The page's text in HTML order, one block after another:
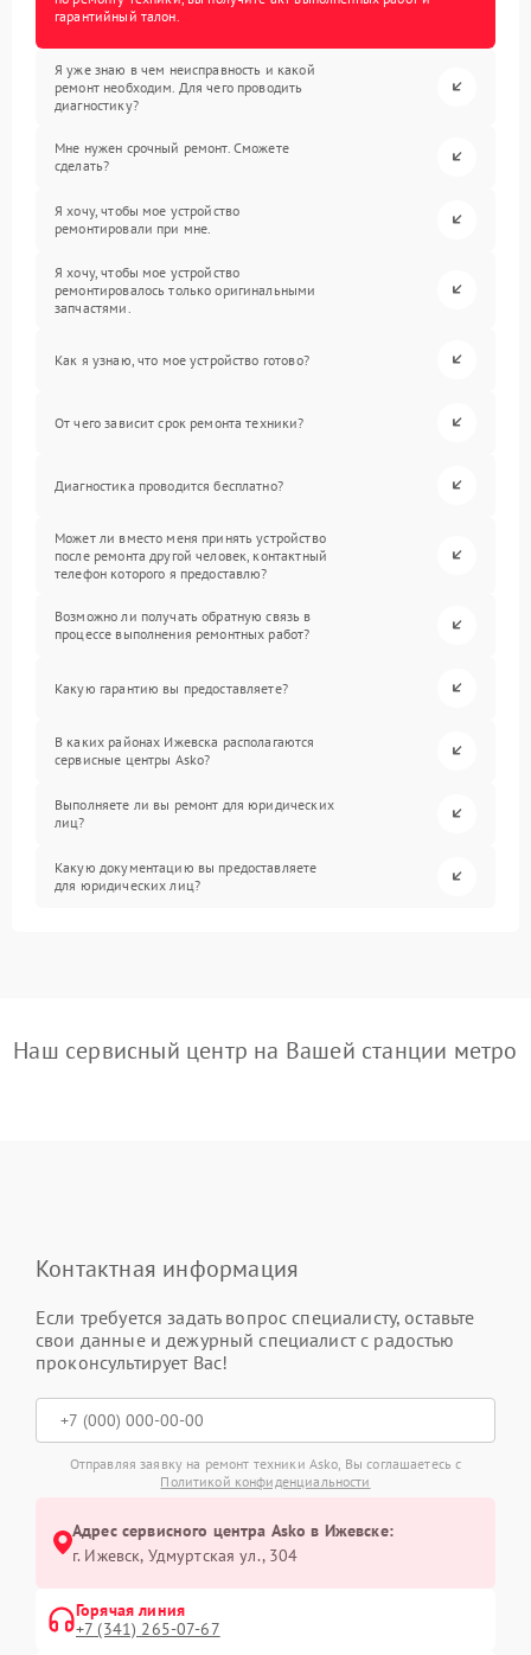
гарантийный талон.
Я уже знаю в чем неисправность и какой
ремонт необходим. Для чего проводить
диагностику?
Мне нужен срочный ремонт. Сможете
сделать?
Я хочу, чтобы мое устройство
ремонтировали при мне.
Я хочу, чтобы мое устройство
ремонтировалось только оригинальными
запчастями.
Как я узнаю, что мое устройство готово?
От чего зависит срок ремонта техники?
Диагностика проводится бесплатно?
Может ли вместо меня принять устройство
после ремонта другой человек, контактный
телефон которого я предоставлю?
Возможно ли получать обратную связь в
процессе выполнения ремонтных работ?
Какую гарантию вы предоставляете?
В каких районах Ижевска располагаются
сервисные центры Asko?
Выполняете ли вы ремонт для юридических
лиц?
Какую документацию вы предоставляете
для юридических лиц?
Наш сервисный центр на Вашей станции метро
Контактная информация
Если требуется задать вопрос специалисту, оставьте
свои данные и дежурный специалист с радостью
проконсультирует Вас!
Отправляя заявку на ремонт техники Asko, Вы соглашаетесь с
Политикой конфиденциальности
Адрес сервисного центра Asko в Ижевске:
г. Ижевск, Удмуртская ул., 304
Горячая линия
+7 (341) 265-07-67